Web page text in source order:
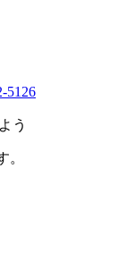
5126
う
。